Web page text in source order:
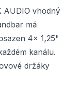
AUDIO vhodný
má
4x 1,25"
kanálu.
držáky